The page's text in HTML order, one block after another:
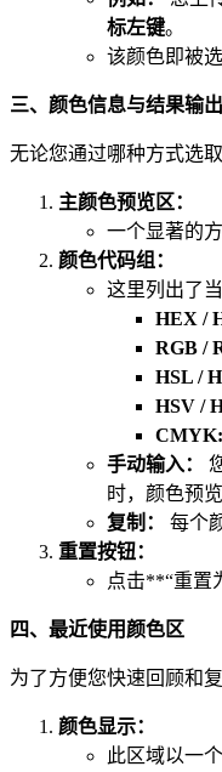
标左键。
该颜色即被
三、颜色信息与结果输出
无论您通过哪种方式选
主颜色预览区：
一个显著的
颜色代码组：
这里列出了
HEX /
RGB /
HSL /
HSV /
CMYK:
手动输入：
时，颜色预
复制：
每个
重置按钮：
点击**“重置
四、最近使用颜色区
为了方便您快速回顾和
颜色显示：
此区域以一